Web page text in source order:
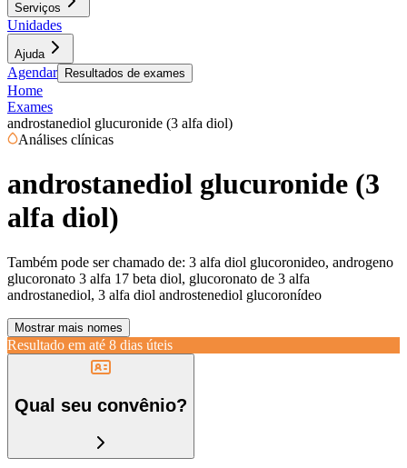
Serviços
Unidades
Ajuda
Agendar Resultados de exames
Home
Exames
androstanediol glucuronide (3 alfa diol)
Análises clínicas
androstanediol glucuronide (3
alfa diol)
Também pode ser chamado de: 3 alfa diol glucoronideo, androgeno
glucoronato 3 alfa 17 beta diol, glucoronato de 3 alfa
androstanediol, 3 alfa diol androstenediol glucoronídeo
Mostrar mais nomes
Resultado em até 8 dias úteis
Qual seu convênio?